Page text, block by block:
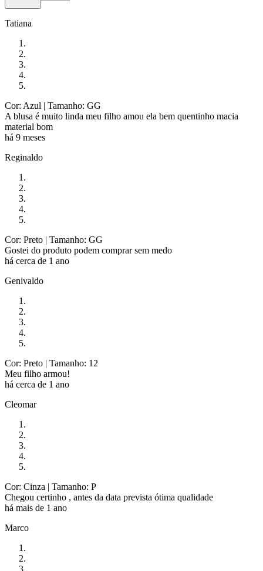
Tatiana
Cor: Azul | Tamanho: GG
A blusa é muito linda meu filho amou ela bem quentinho macia
material bom
há 9 meses
Reginaldo
Cor: Preto | Tamanho: GG
Gostei do produto podem comprar sem medo
há cerca de 1 ano
Genivaldo
Cor: Preto | Tamanho: 12
Meu filho armou!
há cerca de 1 ano
Cleomar
Cor: Cinza | Tamanho: P
Chegou certinho , antes da data prevista ótima qualidade
há mais de 1 ano
Marco